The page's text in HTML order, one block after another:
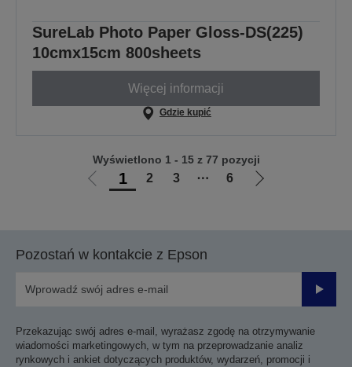
SureLab Photo Paper Gloss-DS(225)
10cmx15cm 800sheets
Więcej informacji
Gdzie kupić
Przejdź
1 2 3 ⋯ 6
Przejdź
Wyświetlono 1 - 15 z 77 pozycji
Pozostań w kontakcie z Epson
Przekazując swój adres e-mail, wyrażasz zgodę na otrzymywanie
wiadomości marketingowych, w tym na przeprowadzanie analiz
rynkowych i ankiet dotyczących produktów, wydarzeń, promocji i